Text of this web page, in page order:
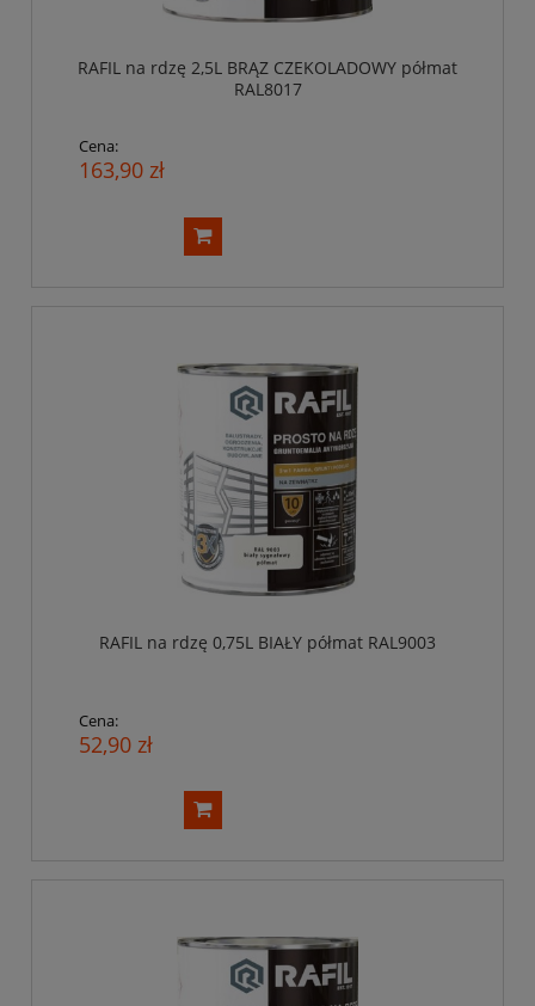
RAFIL na rdzę 2,5L BRĄZ CZEKOLADOWY półmat
RAL8017
Cena:
163,90 zł
RAFIL na rdzę 0,75L BIAŁY półmat RAL9003
Cena:
52,90 zł